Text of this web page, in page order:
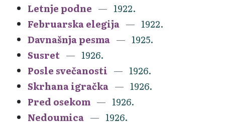
Letnje podne
1922.
Februarska elegija
1922.
Davnašnja pesma
1925.
Susret
1926.
Posle svečanosti
1926.
Skrhana igračka
1926.
Pred osekom
1926.
Nedoumica
1926.